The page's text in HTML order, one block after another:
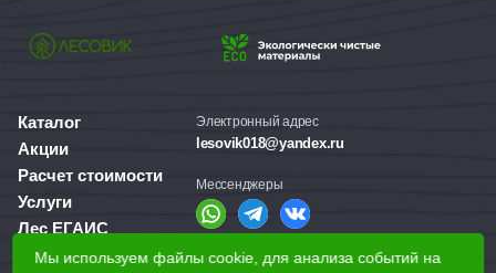
Каталог
Акции
Расчет стоимости
Услуги
Лес ЕГАИС
О компании
Электронный адрес
lesovik018@yandex.ru
Мессенджеры
Справочная служба
Мы используем файлы cookie, для анализа событий на